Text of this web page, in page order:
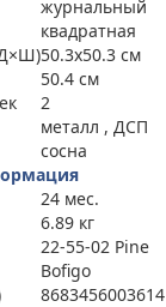
журнальный
квадратная
50.3x50.3 см
50.4 см
2
металл , ДСП
сосна
24 мес.
6.89 кг
22-55-02 Pine
Bofigo
8683456003614